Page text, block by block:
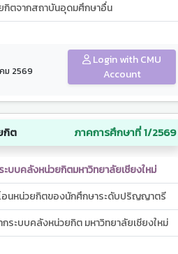
กิตจากสถาบันอุดมศึกษาอื่น
ม 2569
Login with CMU
Account
กิต ภาคการศึกษาที่ 1/2569
บบคลังหน่วยกิตมหาวิทยาลัยเชียงใหม่
โอนหน่วยกิตของนักศึกษาระดับปริญญาตรี
ระบบคลังหน่วยกิต มหาวิทยาลัยเชียงใหม่